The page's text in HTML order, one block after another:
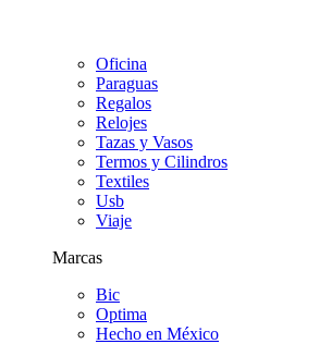
Oficina
Paraguas
Regalos
Relojes
Tazas y Vasos
Termos y Cilindros
Textiles
Usb
Viaje
Marcas
Bic
Optima
Hecho en México